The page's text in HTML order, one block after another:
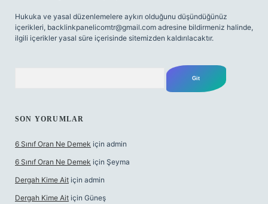
Hukuka ve yasal düzenlemelere aykırı olduğunu düşündüğünüz
içerikleri, backlinkpanelicomtr@gmail.com adresine bildirmeniz halinde,
ilgili içerikler yasal süre içerisinde sitemizden kaldırılacaktır.
SON YORUMLAR
6 Sınıf Oran Ne Demek için admin
6 Sınıf Oran Ne Demek için Şeyma
Dergah Kime Ait için admin
Dergah Kime Ait için Güneş